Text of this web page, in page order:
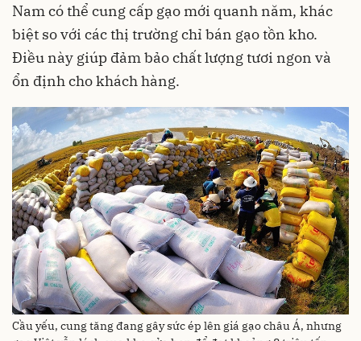
Nam có thể cung cấp gạo mới quanh năm, khác
biệt so với các thị trường chỉ bán gạo tồn kho.
Điều này giúp đảm bảo chất lượng tươi ngon và
ổn định cho khách hàng.
Cầu yếu, cung tăng đang gây sức ép lên giá gạo châu Á, nhưng